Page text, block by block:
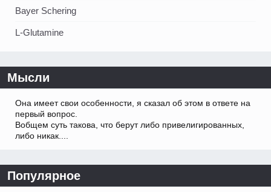
Bayer Schering
L-Glutamine
Мысли
Она имеет свои особенности, я сказал об этом в ответе на
первый вопрос.
Вобщем суть такова, что берут либо привелигированных,
либо никак....
Популярное